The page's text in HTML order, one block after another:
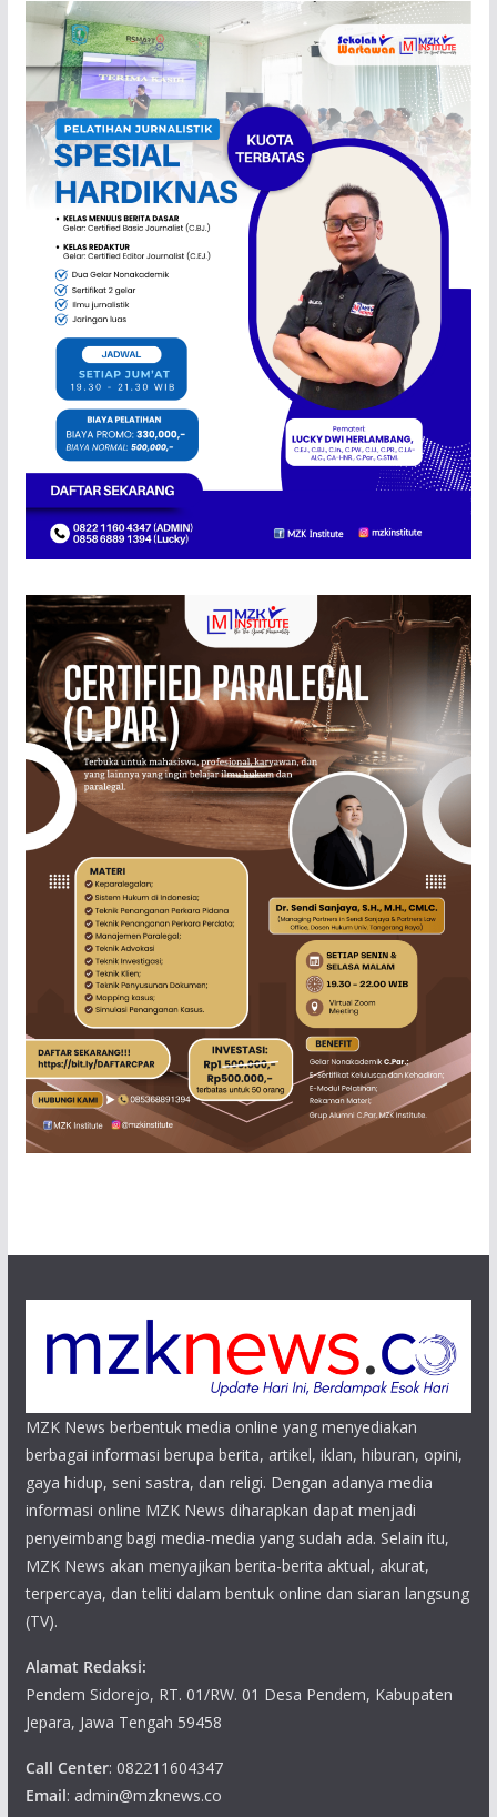
MZK News berbentuk media online yang menyediakan
berbagai informasi berupa berita, artikel, iklan, hiburan, opini,
gaya hidup, seni sastra, dan religi. Dengan adanya media
informasi online MZK News diharapkan dapat menjadi
penyeimbang bagi media-media yang sudah ada. Selain itu,
MZK News akan menyajikan berita-berita aktual, akurat,
terpercaya, dan teliti dalam bentuk online dan siaran langsung
(TV).
Alamat Redaksi:
Pendem Sidorejo, RT. 01/RW. 01 Desa Pendem, Kabupaten
Jepara, Jawa Tengah 59458
Call Center: 082211604347
Email: admin@mzknews.co